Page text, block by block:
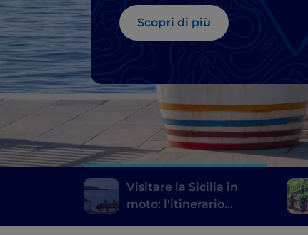
Scopri di più
Visitare la Sicilia in
moto: l'itinerario